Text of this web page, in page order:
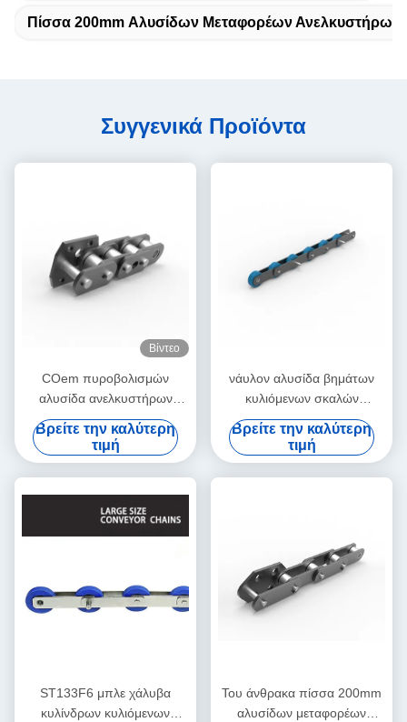
Πίσσα 200mm Αλυσίδων Μεταφορέων
Συγγενικά Προϊόντα
Βίντεο
COem πυροβολισμών
αλυσίδα ανελκυστήρων
κάδων καταστολής κεντρική
Βρείτε την καλύτερη
τιμή
νάυλον αλυσίδα βημάτων
κυλιόμενων σκαλών
κυλίνδρων αλυσίδων
μεταφορέων ανελκυστήρων
κάδων πισσών 133.33mm
Βρείτε την καλύτερη
τιμή
ST133F6 μπλε χάλυβα
κυλίνδρων κυλιόμενων
Του άνθρακα πίσσα 200mm
αλυσίδων μεταφορέων